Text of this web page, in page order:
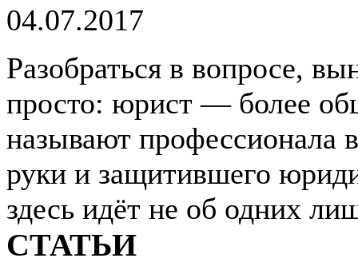
04.07.2017
Разобраться в вопросе,
просто: юрист — более
называют профессионала
руки и защитившего
здесь идёт не об одних
СТАТЬИ